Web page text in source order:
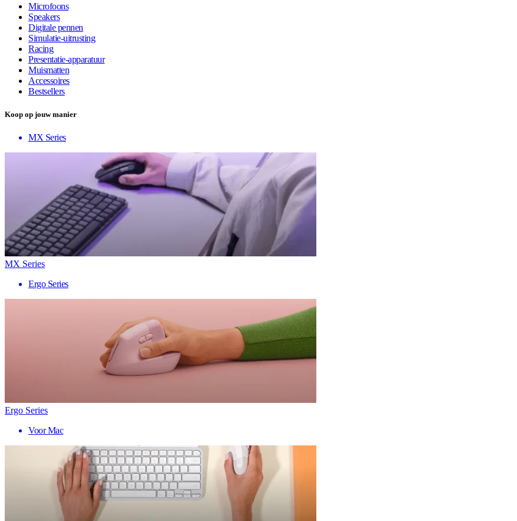
Microfoons
Speakers
Digitale pennen
Simulatie-uitrusting
Racing
Presentatie-apparatuur
Muismatten
Accessoires
Bestsellers
Koop op jouw manier
MX Series
MX Series
Ergo Series
Ergo Series
Voor Mac